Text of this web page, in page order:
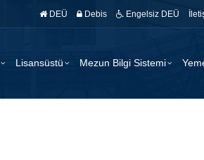
DEÜ Debis Engelsiz DEÜ
Lisansüstü Mezun Bilgi Sistemi